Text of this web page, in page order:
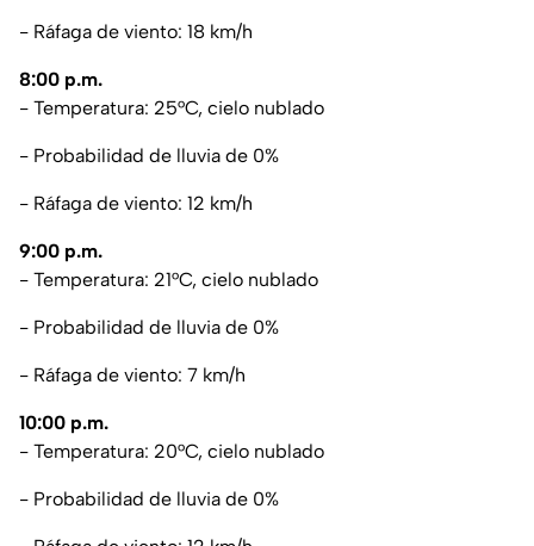
- Ráfaga de viento: 18 km/h
8:00 p.m.
- Temperatura: 25°C, cielo nublado
- Probabilidad de lluvia de 0%
- Ráfaga de viento: 12 km/h
9:00 p.m.
- Temperatura: 21°C, cielo nublado
- Probabilidad de lluvia de 0%
- Ráfaga de viento: 7 km/h
10:00 p.m.
- Temperatura: 20°C, cielo nublado
- Probabilidad de lluvia de 0%